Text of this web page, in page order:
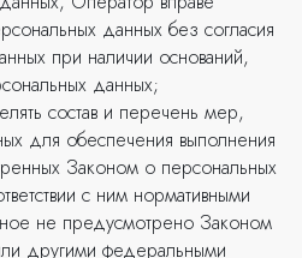
данных без согласия
при наличии оснований,
данных;
состав и перечень мер,
для обеспечения выполнения
Законом о персональных
с ним нормативными
не предусмотрено Законом
другими федеральными